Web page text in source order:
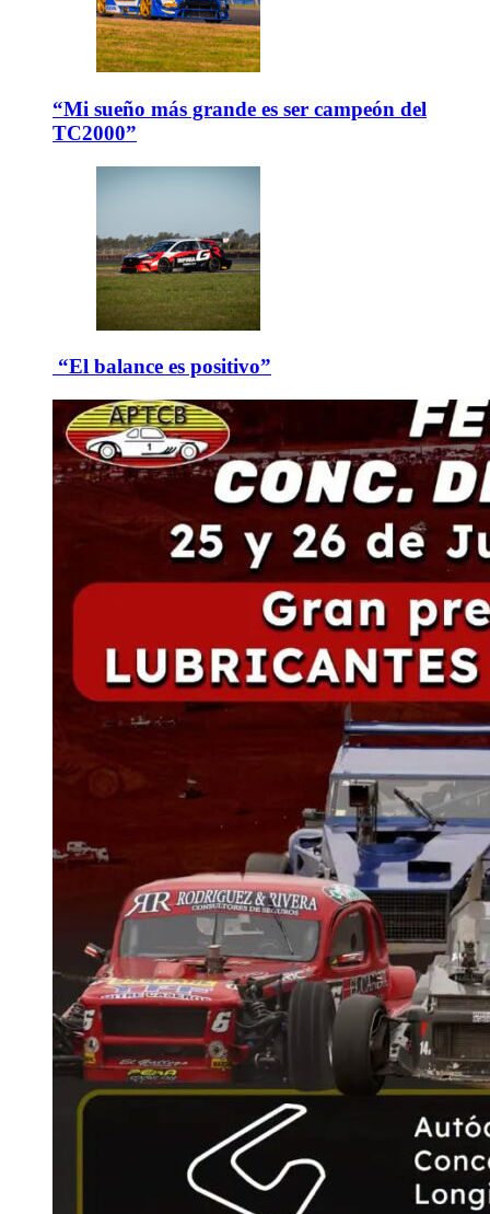
“Mi sueño más grande es ser campeón del
TC2000”
“El balance es positivo”